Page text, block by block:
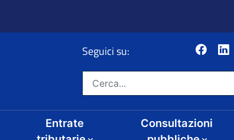
Entrate
Consultazioni